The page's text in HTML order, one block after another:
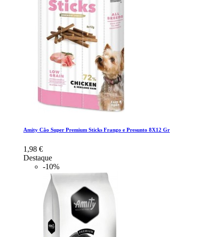
Amity Cão Super Premium Sticks Frango e Presunto 8X12 Gr
1,98 €
Destaque
-10%